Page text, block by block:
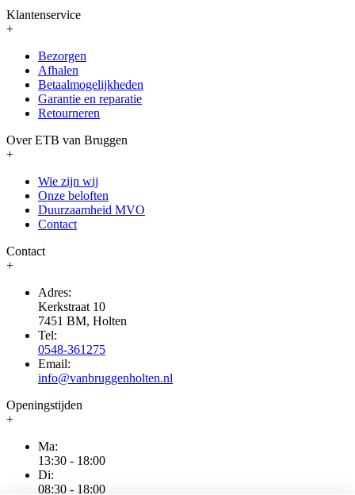
Klantenservice
+
Bezorgen
Afhalen
Betaalmogelijkheden
Garantie en reparatie
Retourneren
Over ETB van Bruggen
+
Wie zijn wij
Onze beloften
Duurzaamheid MVO
Contact
Contact
+
Adres:
Kerkstraat 10
7451 BM, Holten
Tel:
0548-361275
Email:
info@vanbruggenholten.nl
Openingstijden
+
Ma:
13:30 - 18:00
Di:
08:30 - 18:00